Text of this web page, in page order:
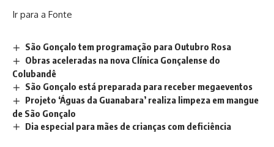
Ir para a Fonte
São Gonçalo tem programação para Outubro Rosa
Obras aceleradas na nova Clínica Gonçalense do
Colubandê
São Gonçalo está preparada para receber megaeventos
Projeto ‘Águas da Guanabara’ realiza limpeza em mangue
de São Gonçalo
Dia especial para mães de crianças com deficiência